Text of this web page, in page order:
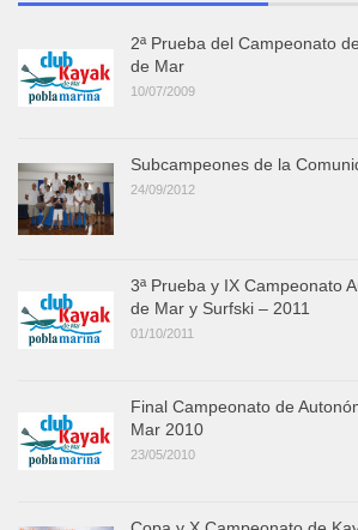
2ª Prueba del Campeonato
de Mar
10/07/2009
Subcampeones de la
24/09/2012
3ª Prueba y IX Campeonato
de Mar y Surfski – 2011
01/10/2011
Final Campeonato de
Mar 2010
23/05/2010